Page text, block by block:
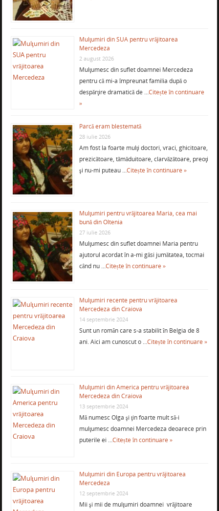
Mulţumiri din SUA pentru vrăjitoarea
Mercedeza
2 august 2026
Mulţumesc din suflet doamnei Mercedeza
pentru că mi-a împreunat familia după o
despărţire dramatică de …Citește în continuare
»
Parcă eram blestemată
28 iulie 2026
Am fost la foarte mulţi doctori, vraci, ghicitoare,
prezicătoare, tămăduitoare, clarvăzătoare, preoţi
şi nu-mi puteau …Citește în continuare »
Mulţumiri pentru vrăjitoarea Maria, cea mai
bună din Oltenia
27 iulie 2026
Mulţumesc din suflet doamnei Maria pentru
ajutorul acordat în a-mi găsi jumătatea, tocmai
când nu …Citește în continuare »
Mulţumiri recente pentru vrăjitoarea
Mercedeza din Craiova
14 septembrie 2024
Sunt un român care s-a stabilit în Belgia de 8
ani. Aici am cunoscut o …Citește în continuare »
Mulţumiri din America pentru vrăjitoarea
Mercedeza din Craiova
13 septembrie 2024
Mă numesc Olga şi ţin foarte mult să-i
mulţumesc doamnei Mercedeza deoarece prin
puterile ei …Citește în continuare »
Mulţumiri din Europa pentru vrăjitoarea
Mercedeza
12 septembrie 2024
Mii şi mii de mulţumiri doamnei vrăjitoare